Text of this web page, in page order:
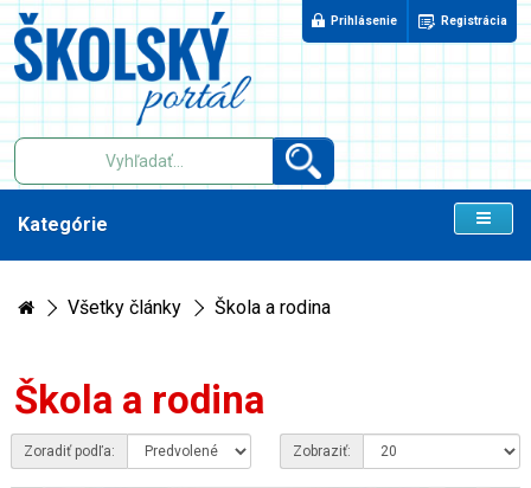
Prihlásenie Registrácia
Kategórie
Všetky články Škola a rodina
Škola a rodina
Zoradiť podľa: Zobraziť: